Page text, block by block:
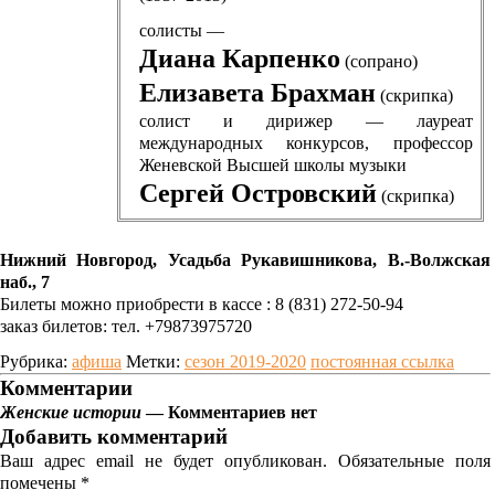
солисты —
Диана Карпенко (сопрано)
Елизавета Брахман(скрипка)
солист и дирижер — лауреат
международных конкурсов, профессор
Женевской Высшей школы музыки
Сергей Островский(скрипка)
Нижний Новгород, Усадьба Рукавишникова, В.-Волжская
наб., 7
Билеты можно приобрести в кассе : 8 (831) 272-50-94
заказ билетов: тел. +79873975720
Рубрика: афиша Метки: сезон 2019-2020 постоянная ссылка
Комментарии
Женские истории— Комментариев нет
Добавить комментарий
Ваш адрес email не будет опубликован.
Обязательные поля
помечены *